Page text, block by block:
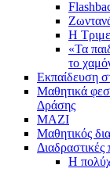
Η
«Τα
το
Εκπαίδευση
Μαθητικά
Δράσης
ΜΑΖΙ
Μαθητικός
Διαδραστικές
Η